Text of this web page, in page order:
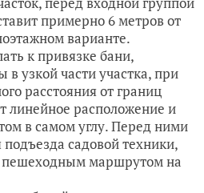
примерно 6 метров от
варианте.
к привязке бани,
в узкой части участка, при
расстояния от границ
линейное расположение и
в самом углу. Перед ними
садовой техники,
пешеходным маршрутом на